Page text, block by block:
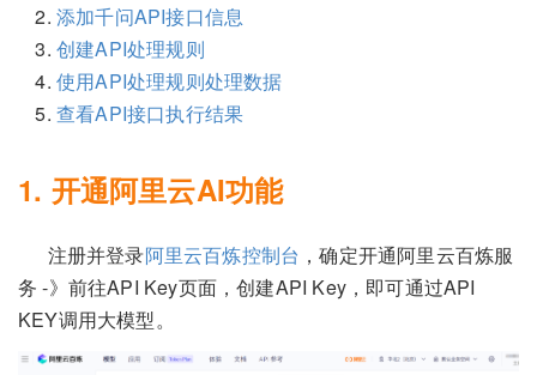
添加千问API接口信息
创建API处理规则
使用API处理规则处理数据
查看API接口执行结果
1. 开通阿里云AI功能
注册并登录阿里云百炼控制台 ，确定开通阿里云百炼服
务 -》前往API Key页面，创建API Key，即可通过API
KEY调用大模型。